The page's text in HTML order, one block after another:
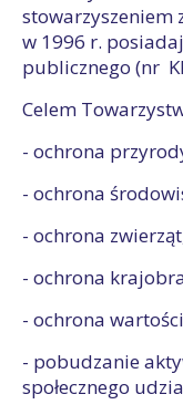
stowarzyszeniem
w 1996 r.
publicznego (nr
Celem
- ochrona
- ochrona
- ochrona
- ochrona
- ochrona
- pobudzanie
społecznego